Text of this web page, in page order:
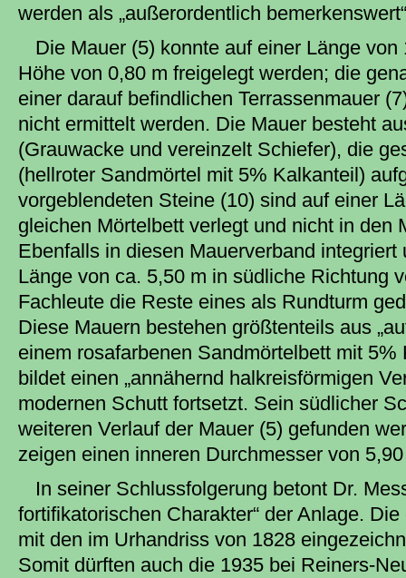
werden als „außerordentlich
Die Mauer (5) konnte auf einer Länge
Höhe von 0,80 m freigelegt werden; die
einer darauf befindlichen Terrassenmauer
nicht ermittelt werden. Die Mauer besteht
(Grauwacke und vereinzelt Schiefer), die
(hellroter Sandmörtel mit 5% Kalkanteil)
vorgeblendeten Steine (10) sind auf einer
gleichen Mörtelbett verlegt und nicht in den
Ebenfalls in diesen Mauerverband integriert
Länge von ca. 5,50 m in südliche Richtung
Fachleute die Reste eines als Rundturm
Diese Mauern bestehen größtenteils aus
einem rosafarbenen Sandmörtelbett mit 5%
bildet einen „annähernd halkreisförmigen
modernen Schutt fortsetzt. Sein südlicher
weiteren Verlauf der Mauer (5) gefunden
zeigen einen inneren Durchmesser von
In seiner Schlussfolgerung betont Dr.
fortifikatorischen Charakter“ der Anlage.
mit den im Urhandriss von 1828
Somit dürften auch die 1935 bei Reiners-